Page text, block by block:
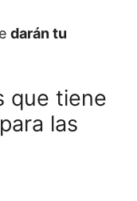
darán tu
que tiene
las